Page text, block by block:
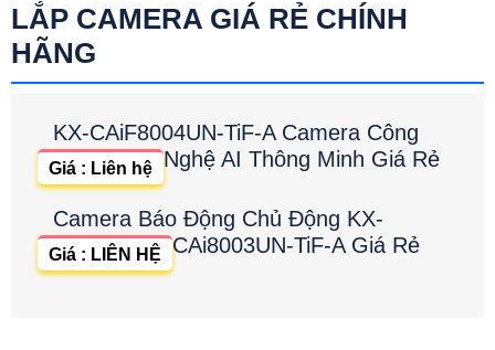
LẮP CAMERA GIÁ RẺ CHÍNH
HÃNG
KX-CAiF8004UN-TiF-A Camera Công
Nghệ AI Thông Minh Giá Rẻ
Giá : Liên hệ
Camera Báo Động Chủ Động KX-
CAi8003UN-TiF-A Giá Rẻ
Giá : LIÊN HỆ